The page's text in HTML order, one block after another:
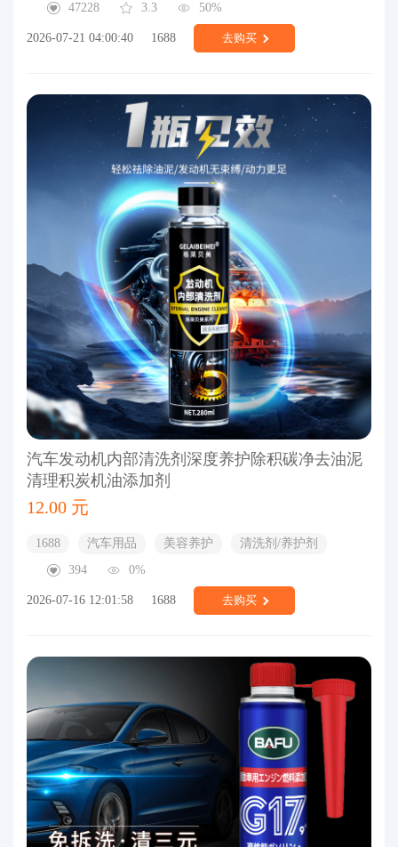
47228
3.3 50%
2026-07-21 04:00:40 1688 去购买
汽车发动机内部清洗剂深度养护除积碳净去油泥
清理积炭机油添加剂
12.00 元
1688 汽车用品 美容养护
清洗剂/养护剂
394
0%
2026-07-16 12:01:58 1688 去购买